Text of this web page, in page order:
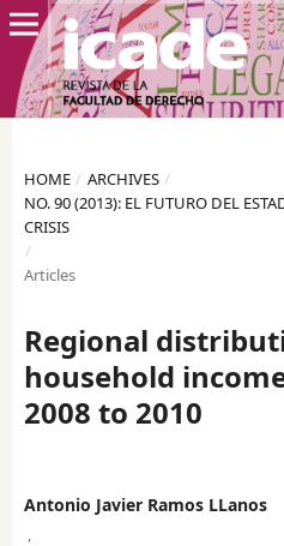
HOME / ARCHIVES /
NO. 90 (2013): EL FUTURO DEL
CRISIS
/
Articles
Regional
household
2008 to 2010
Antonio Javier Ramos LLanos
,